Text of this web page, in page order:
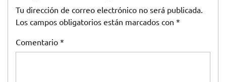
Tu dirección de correo electrónico no será publicada.
Los campos obligatorios están marcados con *
Comentario *